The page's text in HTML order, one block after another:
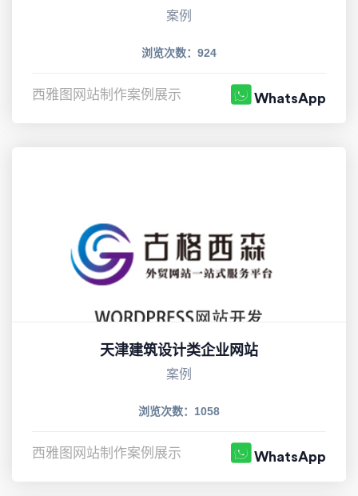
案例
浏览次数：924
西雅图网站制作案例展示 WhatsApp
天津建筑设计类企业网站
案例
浏览次数：1058
西雅图网站制作案例展示 WhatsApp